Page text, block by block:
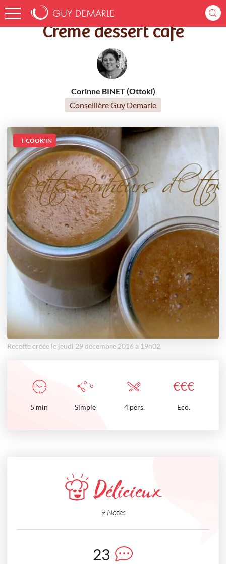
Accueil Recettes Crème dessert café
Crème dessert café
Corinne BINET (Ottoki)
Conseillère Guy Demarle
I-COOK'IN
Recette créée le jeudi 29 décembre 2016 à 19h02
€€€
5 min Simple 4 pers. Eco.
Délicieux
9 Notes
23